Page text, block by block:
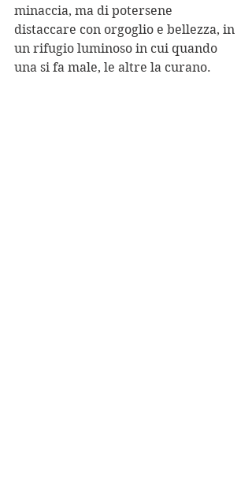
minaccia, ma di potersene
distaccare con orgoglio e bellezza, in
un rifugio luminoso in cui quando
una si fa male, le altre la curano.